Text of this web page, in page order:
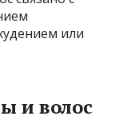
или
и волос